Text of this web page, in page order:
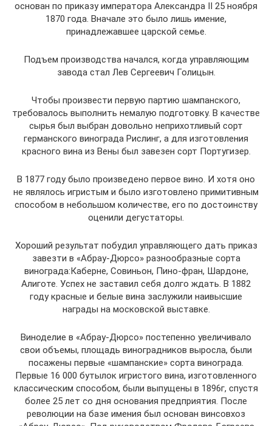
основан по приказу императора Александра II 25 ноября
1870 года. Вначале это было лишь имение,
принадлежавшее царской семье.
Подъем производства начался, когда управляющим
завода стал Лев Сергеевич Голицын.
Чтобы произвести первую партию шампанского,
требовалось выполнить немалую подготовку. В качестве
сырья был выбран довольно неприхотливый сорт
германского винограда Рислинг, а для изготовления
красного вина из Вены был завезен сорт Португизер.
В 1877 году было произведено первое вино. И хотя оно
не являлось игристым и было изготовлено примитивным
способом в небольшом количестве, его по достоинству
оценили дегустаторы.
Хороший результат побудил управляющего дать приказ
завезти в «Абрау-Дюрсо» разнообразные сорта
винограда:Каберне, Совиньон, Пино-фран, Шардоне,
Алиготе. Успех не заставил себя долго ждать. В 1882
году красные и белые вина заслужили наивысшие
награды на московской выставке.
Виноделие в «Абрау-Дюрсо» постепенно увеличивало
свои объемы, площадь виноградников выросла, были
посажены первые «шампанские» сорта винограда.
Первые 16 000 бутылок игристого вина, изготовленного
классическим способом, были выпущены в 1896г, спустя
более 25 лет со дня основания предприятия. После
революции на базе имения был основан винсовхоз